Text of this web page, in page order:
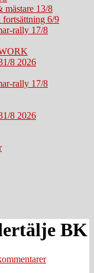
mästare 13/8
6/9
rally 17/8
8 2026
rally 17/8
8 2026
BK